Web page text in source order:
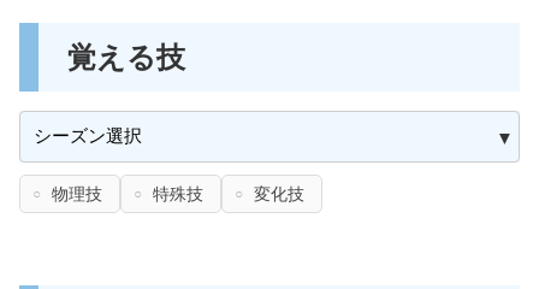
覚える技
物理技 特殊技 変化技